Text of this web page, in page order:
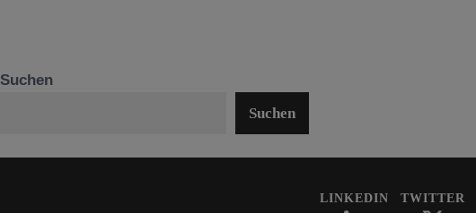
Suchen
Suchen
LINKEDIN TWITTER